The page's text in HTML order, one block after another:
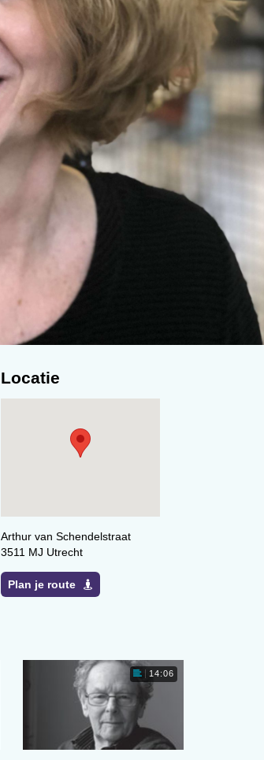
Locatie
Arthur van Schendelstraat
3511 MJ Utrecht
Plan je route
14:06